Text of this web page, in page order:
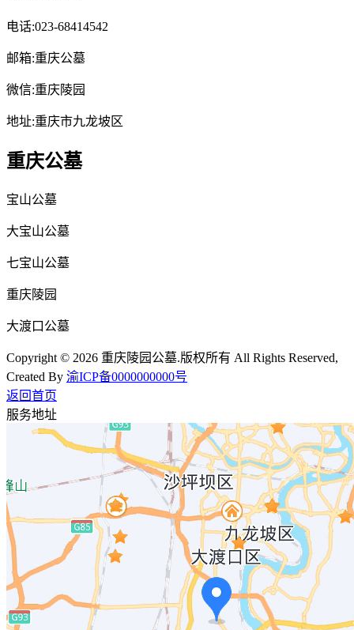
电话:023-68414542
邮箱:重庆公墓
微信:重庆陵园
地址:重庆市九龙坡区
重庆公墓
宝山公墓
大宝山公墓
七宝山公墓
重庆陵园
大渡口公墓
Copyright © 2026 重庆陵园公墓.版权所有 All Rights Reserved,
Created By 渝ICP备0000000000号
返回首页
服务地址